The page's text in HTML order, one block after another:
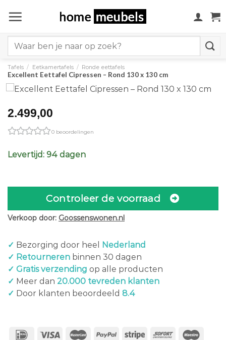
naar
for:
Tafels / Eetkamertafels / Ronde eettafels
Excellent Eettafel Cipressen – Rond 130 x 130 cm
2.499,00
0 beoordelingen
Levertijd: 94 dagen
Controleer de voorraad
Verkoop door: Goossenswonen.nl
✓ Bezorging door heel
Nederland
✓ Retourneren binnen 30 dagen
✓ Gratis verzending op alle producten
✓ Meer dan 20.000 tevreden klanten
✓ Door klanten beoordeeld 8.4